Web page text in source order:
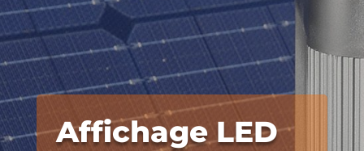
Affichage LED